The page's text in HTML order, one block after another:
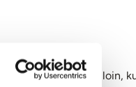
peniksen päällä silloin,